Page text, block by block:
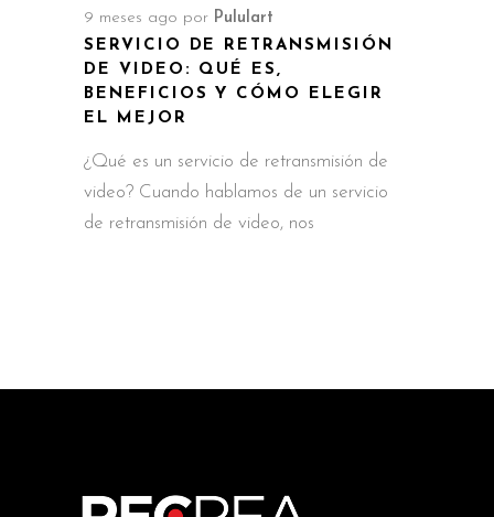
9 meses ago por Pululart
SERVICIO DE RETRANSMISIÓN
DE VIDEO: QUÉ ES,
BENEFICIOS Y CÓMO ELEGIR
EL MEJOR
¿Qué es un servicio de retransmisión de
video? Cuando hablamos de un servicio
de retransmisión de video, nos